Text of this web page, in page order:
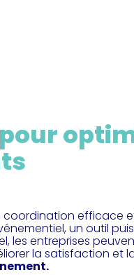
coordination efficace
un outil
les entreprises
la satisfaction et